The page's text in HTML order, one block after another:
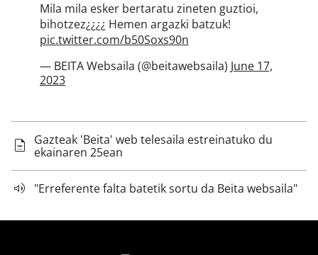
Mila mila esker bertaratu zineten guztioi,
bihotzez¿¿¿¿ Hemen argazki batzuk!
pic.twitter.com/b50Soxs90n
— BEITA Websaila (@beitawebsaila) June 17,
2023
Gazteak 'Beita' web telesaila estreinatuko du
ekainaren 25ean
"Erreferente falta batetik sortu da Beita websaila"